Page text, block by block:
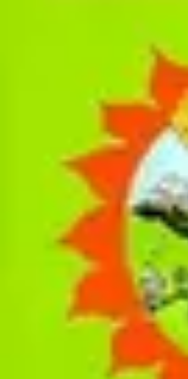
Choix et
Toner